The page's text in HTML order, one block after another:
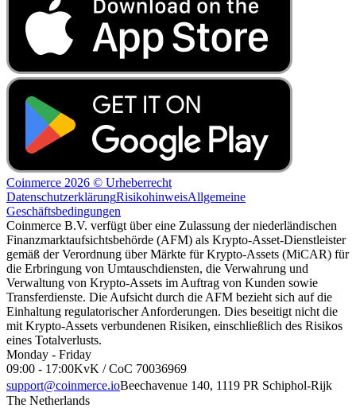
Coinmerce 2026 © Urheberrecht
DatenschutzerklärungRisikohinweisAllgemeine
Geschäftsbedingungen
Coinmerce B.V. verfügt über eine Zulassung der niederländischen
Finanzmarktaufsichtsbehörde (AFM) als Krypto-Asset-Dienstleister
gemäß der Verordnung über Märkte für Krypto-Assets (MiCAR) für
die Erbringung von Umtauschdiensten, die Verwahrung und
Verwaltung von Krypto-Assets im Auftrag von Kunden sowie
Transferdienste. Die Aufsicht durch die AFM bezieht sich auf die
Einhaltung regulatorischer Anforderungen. Dies beseitigt nicht die
mit Krypto-Assets verbundenen Risiken, einschließlich des Risikos
eines Totalverlusts.
Monday - Friday
09:00 - 17:00KvK / CoC 70036969
support@coinmerce.ioBeechavenue 140, 1119 PR Schiphol-Rijk
The Netherlands